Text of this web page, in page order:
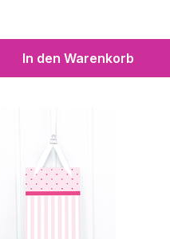
In den Warenkorb